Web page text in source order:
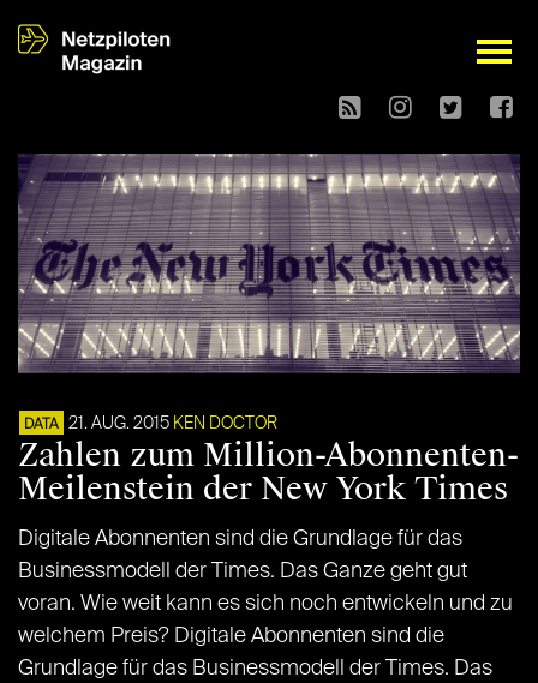
open
DATA 21. AUG. 2015 KEN DOCTOR
Zahlen zum Million-Abonnenten-
Meilenstein der New York Times
Digitale Abonnenten sind die Grundlage für das
Businessmodell der Times. Das Ganze geht gut
voran. Wie weit kann es sich noch entwickeln und zu
welchem Preis? Digitale Abonnenten sind die
Grundlage für das Businessmodell der Times. Das